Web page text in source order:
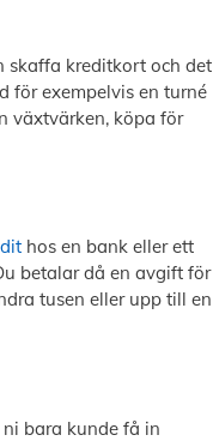
skaffa kreditkort och det
för exempelvis en turné
växtvärken, köpa för
hos en bank eller ett
betalar då en avgift för
tusen eller upp till en
bara kunde få in